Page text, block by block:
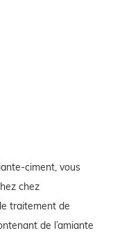
ciment, vous
chez
traitement de
de l’amiante